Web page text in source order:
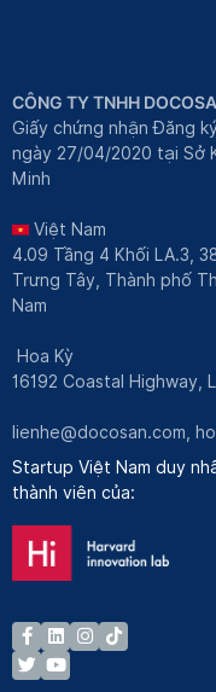
CÔNG TY TNHH
Giấy chứng nhận Đăng
ngày 27/04/2020 tại Sở
Minh
Việt Nam
4.09 Tầng 4 Khối LA.3,
Trưng Tây, Thành phố
Nam
Hoa Kỳ
16192 Coastal Highway,
lienhe@docosan.com,
Startup Việt Nam duy
thành viên của: